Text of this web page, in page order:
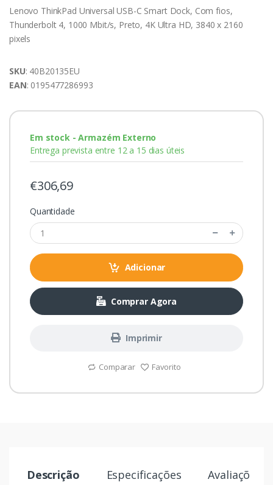
Lenovo ThinkPad Universal USB-C Smart Dock, Com fios,
Thunderbolt 4, 1000 Mbit/s, Preto, 4K Ultra HD, 3840 x 2160
pixels
SKU: 40B20135EU
EAN: 0195477286993
Em stock - Armazém Externo
Entrega prevista entre 12 a 15 dias úteis
€306,69
Quantidade
Adicionar
Comprar Agora
Imprimir
Comparar Favorito
Descrição Especificações Avaliações